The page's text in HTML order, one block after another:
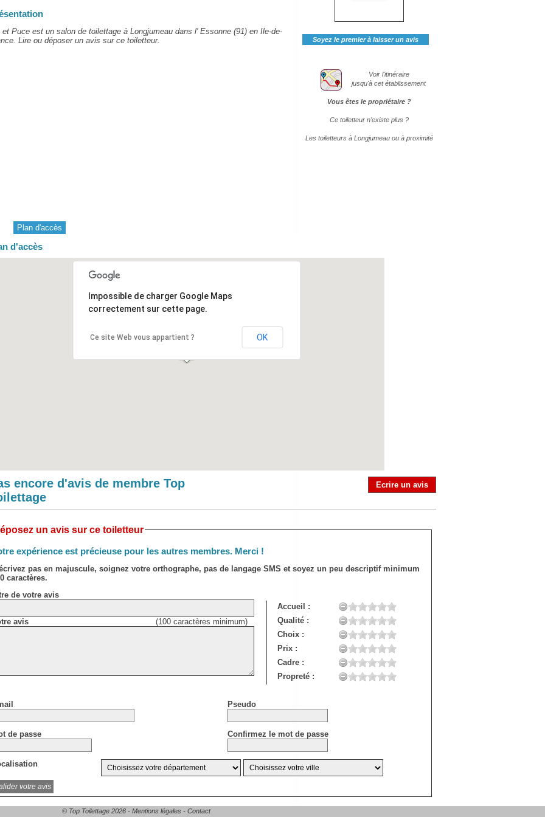
et Puce est un salon de toilettage à Longjumeau dans l' Essonne (91) en Ile-de-
Lire ou déposer un avis sur ce toiletteur.
Soyez le premier à laisser un avis
Voir l'itinéraire
jusqu'à cet établissement
Vous êtes le propriétaire ?
Ce toiletteur n'existe plus ?
Les toiletteurs à Longjumeau ou à proximité
Plan d'accès
d'accès
Impossible de charger Google Maps
correctement sur cette page.
Ce site Web vous appartient ? OK
encore d'avis de membre Top
Ecrire un avis
un avis sur ce toiletteur
expérience est précieuse pour les autres membres. Merci !
pas en majuscule, soignez votre orthographe, pas de langage SMS et soyez un peu descriptif minimum
caractères.
de votre avis
avis (100 caractères minimum)
Accueil :
Qualité :
Choix :
Prix :
Cadre :
Propreté :
Pseudo
de passe Confirmez le mot de passe
© Top Toilettage 2026 - Mentions légales - Contact